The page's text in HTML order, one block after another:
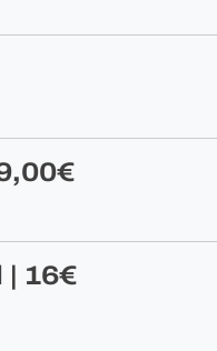
| 16€